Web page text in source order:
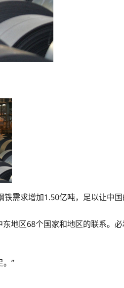
需求增加1.50亿吨，足以让中
地区68个国家和地区的联系。
”